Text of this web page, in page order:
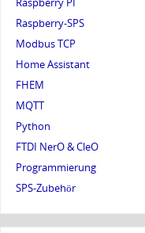
Raspberry PI
Raspberry-SPS
Modbus TCP
Home Assistant
FHEM
MQTT
Python
FTDI NerO & CleO
Programmierung
SPS-Zubehör